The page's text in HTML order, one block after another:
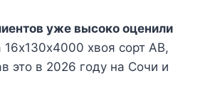
уже высоко оценили
хвоя сорт АВ,
это в 2026 году на Сочи и